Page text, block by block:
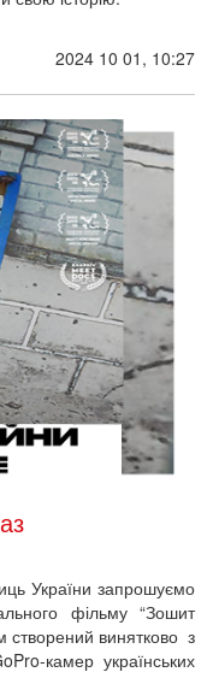
2024 10 01, 10:27
України запрошуємо
фільму “Зошит
створений винятково з
камер українських